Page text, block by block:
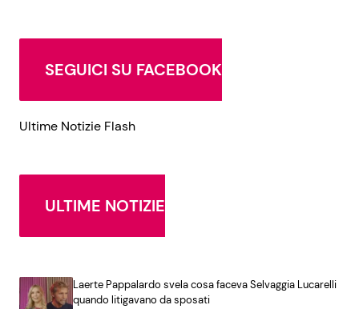
SEGUICI SU FACEBOOK
Ultime Notizie Flash
ULTIME NOTIZIE
Laerte Pappalardo svela cosa faceva Selvaggia Lucarelli
quando litigavano da sposati